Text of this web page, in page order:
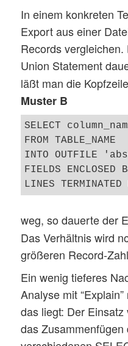
In einem konkreten
Export aus einer
Records
Union Statement
läßt man die
Muster B
SELECT
FROM TABLE_NAME
INTO OUTFILE
FIELDS
weg, so dauerte der
Das Verhältnis wird
größeren Record-
Ein wenig tieferes
Analyse mit
das liegt: Der
das